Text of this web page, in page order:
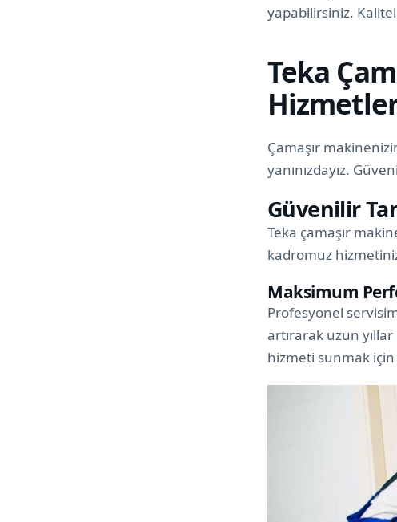
yapabilirsiniz.
Teka
Çamaşır
yanınızdayız.
Güvenilir
Teka çamaşır
kadromuz
Maksimum
Profesyonel
artırarak uzun
hizmeti sunmak için